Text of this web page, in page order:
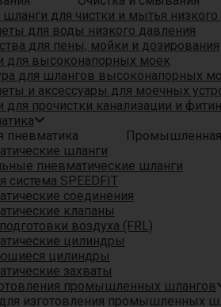
шланги для чистки и мытья
для воды низкого давления
для пены, мойки и дозирования
для высоконапорных моек
для шлангов высоконапорных
и аксессуары для моечных
для прочистки канализации и
шланги
пневматические шланги
система SPEEDFIT
соединения
клапаны
воздуха (FRL)
цилиндры
цилиндры
захваты
промышленных шлангов